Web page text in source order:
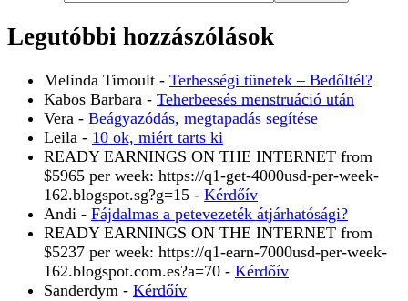
Legutóbbi hozzászólások
Melinda Timoult - Terhességi tünetek – Bedőltél?
Kabos Barbara - Teherbeesés menstruáció után
Vera - Beágyazódás, megtapadás segítése
Leila - 10 ok, miért tarts ki
READY EARNINGS ON THE INTERNET from
$5965 per week: https://q1-get-4000usd-per-week-
162.blogspot.sg?g=15 - Kérdőív
Andi - Fájdalmas a petevezeték átjárhatósági?
READY EARNINGS ON THE INTERNET from
$5237 per week: https://q1-earn-7000usd-per-week-
162.blogspot.com.es?a=70 - Kérdőív
Sanderdym - Kérdőív